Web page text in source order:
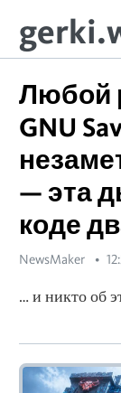
Любой
GNU
— эта
коде
NewsMaker
… и никто об